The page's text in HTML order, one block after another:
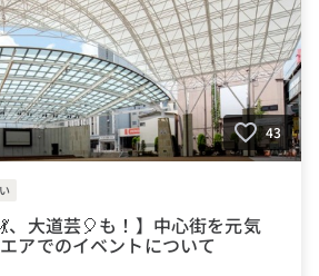
43
、大道芸🎈も！】中心街を元気
アでのイベントについて